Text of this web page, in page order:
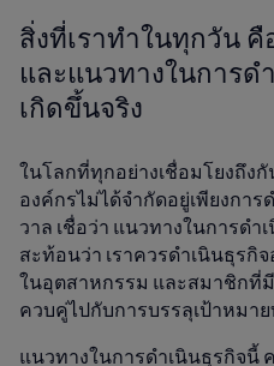
สิ่งที่เราทำในทุกวัน
และแนวทางในการด
เกิดขึ้นจริง
ในโลกที่ทุกอย่างเชื่อมโยงถึง
องค์กรไม่ได้จำกัดอยู่เพียงกา
วาล เชื่อว่า แนวทางในการด
สะท้อนว่า เราควรดำเนินธุรกิ
ในอุตสาหกรรม และสมาชิกที่
ควบคู่ไปกับการบรรลุเป้าหมา
แนวทางในการดำเนินธุรกิจ